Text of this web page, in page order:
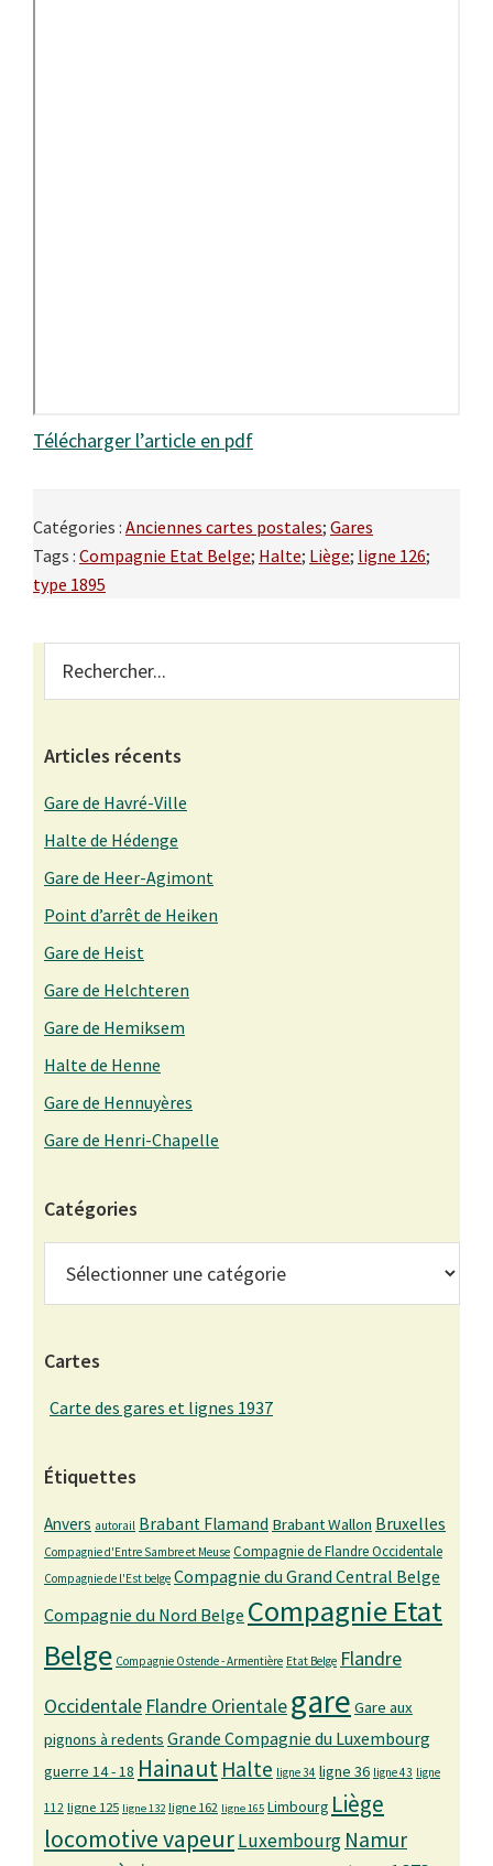
Télécharger l’article en pdf
Catégories : Anciennes cartes postales; Gares
Tags : Compagnie Etat Belge; Halte; Liège; ligne 126;
type 1895
Primary
Sidebar
Articles récents
Gare de Havré-Ville
Halte de Hédenge
Gare de Heer-Agimont
Point d’arrêt de Heiken
Gare de Heist
Gare de Helchteren
Gare de Hemiksem
Halte de Henne
Gare de Hennuyères
Gare de Henri-Chapelle
Catégories
Cartes
Carte des gares et lignes 1937
Étiquettes
Anvers autorail Brabant Flamand Brabant Wallon Bruxelles
Compagnie d'Entre Sambre et Meuse Compagnie de Flandre Occidentale
Compagnie de l'Est belge Compagnie du Grand Central Belge
Compagnie du Nord Belge Compagnie Etat
Belge Compagnie Ostende - Armentière Etat Belge Flandre
Occidentale Flandre Orientalegare Gare aux
pignons à redents Grande Compagnie du Luxembourg
guerre 14 - 18 Hainaut Halte ligne 34 ligne 36 ligne 43 ligne
112 ligne 125 ligne 132 ligne 162 ligne 165 Limbourg Liège
locomotive vapeurLuxembourg Namur